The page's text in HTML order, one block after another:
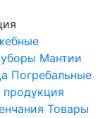
Мантии
Погребальные
продукция
Товары